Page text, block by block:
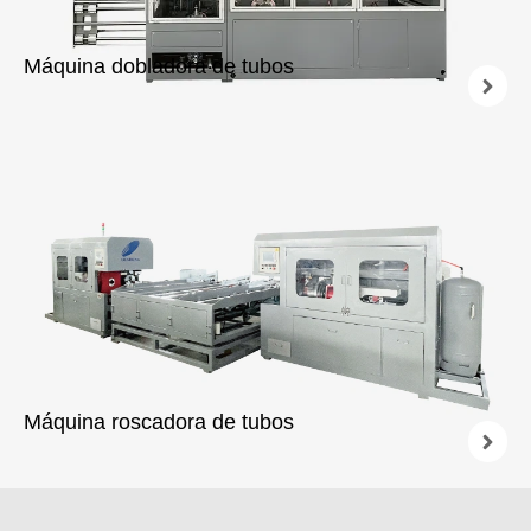
Máquina dobladora de tubos
Admite tubos de entre 220 mm y 1520 mm de longitud.
refrigerado por agua para mantener la forma.
Máquina roscadora de tubos